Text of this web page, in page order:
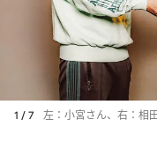
1 / 7 左：小宮さん、右：相